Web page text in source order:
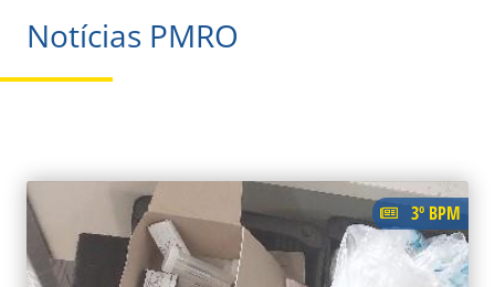
Notícias PMRO
3º BPM
PAGE PAGEPAGEPAGEPAGEPAGEPAGEPAGE